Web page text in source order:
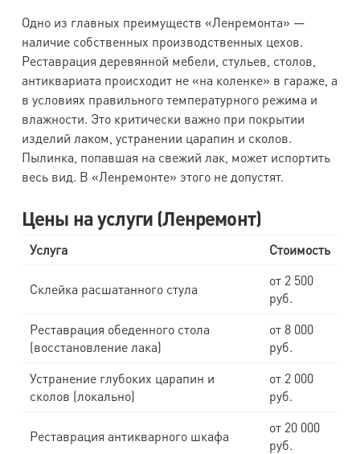
Одно из главных преимуществ «Ленремонта» —
наличие собственных производственных цехов.
Реставрация деревянной мебели, стульев, столов,
антиквариата происходит не «на коленке» в гараже, а
в условиях правильного температурного режима и
влажности. Это критически важно при покрытии
изделий лаком, устранении царапин и сколов.
Пылинка, попавшая на свежий лак, может испортить
весь вид. В «Ленремонте» этого не допустят.
Цены на услуги (Ленремонт)
Услуга Стоимость
Склейка расшатанного стула
от 2 500
руб.
Реставрация обеденного стола
(восстановление лака)
от 8 000
руб.
Устранение глубоких царапин и
сколов (локально)
от 2 000
руб.
Реставрация антикварного шкафа
от 20 000
руб.